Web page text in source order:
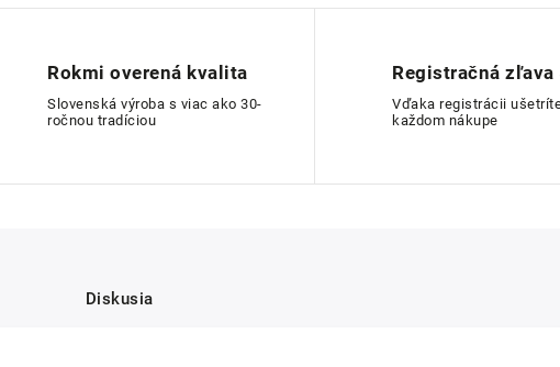
Rokmi overená kvalita
Slovenská výroba s viac ako 30-
ročnou tradíciou
Registračná zľava
Vďaka registrácii
každom nákupe
Diskusia